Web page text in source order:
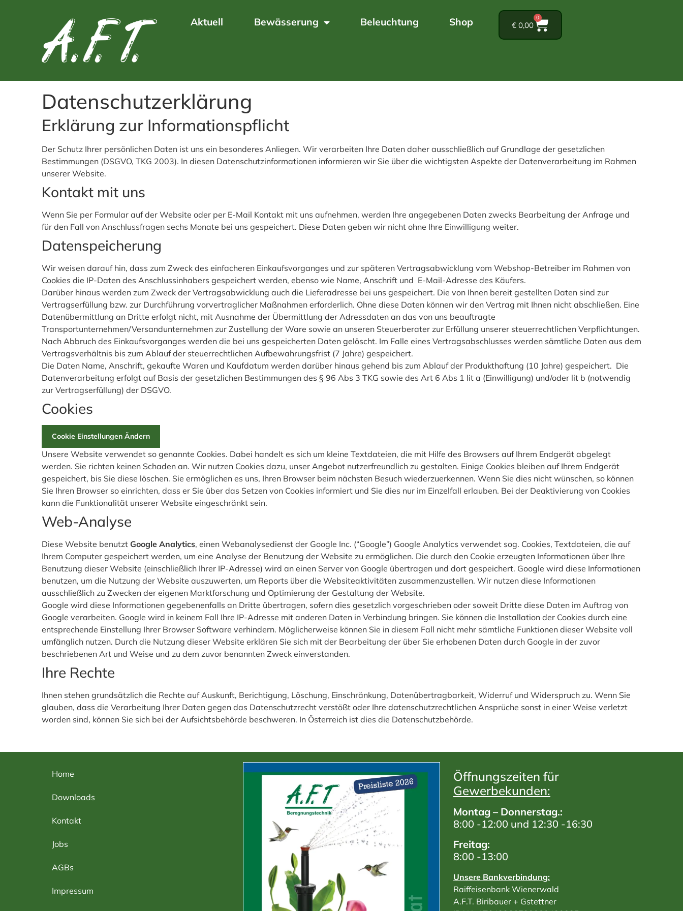
Aktuell Bewässerung Beleuchtung Shop € 0,00
0
Datenschutzerklärung
Erklärung zur Informationspflicht
Der Schutz Ihrer persönlichen Daten ist uns ein besonderes Anliegen. Wir verarbeiten Ihre Daten daher ausschließlich auf Grundlage der gesetzlichen
Bestimmungen (DSGVO, TKG 2003). In diesen Datenschutzinformationen informieren wir Sie über die wichtigsten Aspekte der Datenverarbeitung im Rahmen
unserer Website.
Kontakt mit uns
Wenn Sie per Formular auf der Website oder per E-Mail Kontakt mit uns aufnehmen, werden Ihre angegebenen Daten zwecks Bearbeitung der Anfrage und
für den Fall von Anschlussfragen sechs Monate bei uns gespeichert. Diese Daten geben wir nicht ohne Ihre Einwilligung weiter.
Datenspeicherung
Wir weisen darauf hin, dass zum Zweck des einfacheren Einkaufsvorganges und zur späteren Vertragsabwicklung vom Webshop-Betreiber im Rahmen von
Cookies die IP-Daten des Anschlussinhabers gespeichert werden, ebenso wie Name, Anschrift und E-Mail-Adresse des Käufers.
Darüber hinaus werden zum Zweck der Vertragsabwicklung auch die Lieferadresse bei uns gespeichert. Die von Ihnen bereit gestellten Daten sind zur
Vertragserfüllung bzw. zur Durchführung vorvertraglicher Maßnahmen erforderlich. Ohne diese Daten können wir den Vertrag mit Ihnen nicht abschließen. Eine
Datenübermittlung an Dritte erfolgt nicht, mit Ausnahme der Übermittlung der Adressdaten an das von uns beauftragte
Transportunternehmen/Versandunternehmen zur Zustellung der Ware sowie an unseren Steuerberater zur Erfüllung unserer steuerrechtlichen Verpflichtungen.
Nach Abbruch des Einkaufsvorganges werden die bei uns gespeicherten Daten gelöscht. Im Falle eines Vertragsabschlusses werden sämtliche Daten aus dem
Vertragsverhältnis bis zum Ablauf der steuerrechtlichen Aufbewahrungsfrist (7 Jahre) gespeichert.
Die Daten Name, Anschrift, gekaufte Waren und Kaufdatum werden darüber hinaus gehend bis zum Ablauf der Produkthaftung (10 Jahre) gespeichert. Die
Datenverarbeitung erfolgt auf Basis der gesetzlichen Bestimmungen des § 96 Abs 3 TKG sowie des Art 6 Abs 1 lit a (Einwilligung) und/oder lit b (notwendig
zur Vertragserfüllung) der DSGVO.
Cookies
Cookie Einstellungen Ändern
Unsere Website verwendet so genannte Cookies. Dabei handelt es sich um kleine Textdateien, die mit Hilfe des Browsers auf Ihrem Endgerät abgelegt
werden. Sie richten keinen Schaden an. Wir nutzen Cookies dazu, unser Angebot nutzerfreundlich zu gestalten. Einige Cookies bleiben auf Ihrem Endgerät
gespeichert, bis Sie diese löschen. Sie ermöglichen es uns, Ihren Browser beim nächsten Besuch wiederzuerkennen. Wenn Sie dies nicht wünschen, so können
Sie Ihren Browser so einrichten, dass er Sie über das Setzen von Cookies informiert und Sie dies nur im Einzelfall erlauben. Bei der Deaktivierung von Cookies
kann die Funktionalität unserer Website eingeschränkt sein.
Web-Analyse
Diese Website benutzt Google Analytics, einen Webanalysedienst der Google Inc. (“Google”) Google Analytics verwendet sog. Cookies, Textdateien, die auf
Ihrem Computer gespeichert werden, um eine Analyse der Benutzung der Website zu ermöglichen. Die durch den Cookie erzeugten Informationen über Ihre
Benutzung dieser Website (einschließlich Ihrer IP-Adresse) wird an einen Server von Google übertragen und dort gespeichert. Google wird diese Informationen
benutzen, um die Nutzung der Website auszuwerten, um Reports über die Websiteaktivitäten zusammenzustellen. Wir nutzen diese Informationen
ausschließlich zu Zwecken der eigenen Marktforschung und Optimierung der Gestaltung der Website.
Google wird diese Informationen gegebenenfalls an Dritte übertragen, sofern dies gesetzlich vorgeschrieben oder soweit Dritte diese Daten im Auftrag von
Google verarbeiten. Google wird in keinem Fall Ihre IP-Adresse mit anderen Daten in Verbindung bringen. Sie können die Installation der Cookies durch eine
entsprechende Einstellung Ihrer Browser Software verhindern. Möglicherweise können Sie in diesem Fall nicht mehr sämtliche Funktionen dieser Website voll
umfänglich nutzen. Durch die Nutzung dieser Website erklären Sie sich mit der Bearbeitung der über Sie erhobenen Daten durch Google in der zuvor
beschriebenen Art und Weise und zu dem zuvor benannten Zweck einverstanden.
Ihre Rechte
Ihnen stehen grundsätzlich die Rechte auf Auskunft, Berichtigung, Löschung, Einschränkung, Datenübertragbarkeit, Widerruf und Widerspruch zu. Wenn Sie
glauben, dass die Verarbeitung Ihrer Daten gegen das Datenschutzrecht verstößt oder Ihre datenschutzrechtlichen Ansprüche sonst in einer Weise verletzt
worden sind, können Sie sich bei der Aufsichtsbehörde beschweren. In Österreich ist dies die Datenschutzbehörde.
Home
Downloads
Kontakt
Jobs
AGBs
Impressum
Öffnungszeiten für
Gewerbekunden:
Montag – Donnerstag.:
8:00 -12:00 und 12:30 -16:30
Freitag:
8:00 -13:00
Unsere Bankverbindung:
Raiffeisenbank Wienerwald
A.F.T. Biribauer + Gstettner